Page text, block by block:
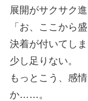
展開がサクサク
「お、ここから
決着が付いてし
少し足りない。
もっとこう、感
か……。